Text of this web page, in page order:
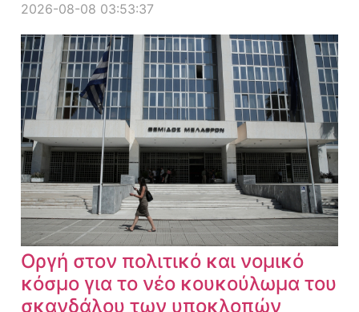
2026-08-08 03:53:37
Οργή στον πολιτικό και νομικό
κόσμο για το νέο κουκούλωμα του
σκανδάλου των υποκλοπών